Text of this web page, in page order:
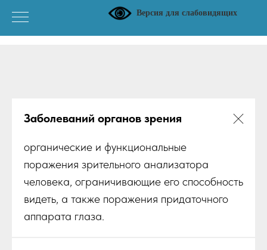
Версия для слабовидящих
Заболеваний органов зрения
органические и функциональные
поражения зрительного анализатора
человека, ограничивающие его способность
видеть, а также поражения придаточного
аппарата глаза.